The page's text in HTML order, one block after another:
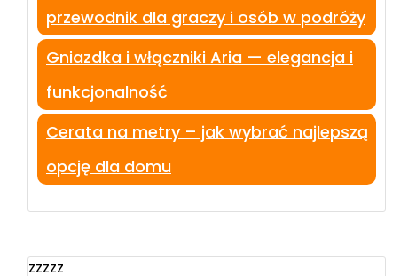
przewodnik dla graczy i osób w podróży
Gniazdka i włączniki Aria — elegancja i
funkcjonalność
Cerata na metry – jak wybrać najlepszą
opcję dla domu
zzzzz